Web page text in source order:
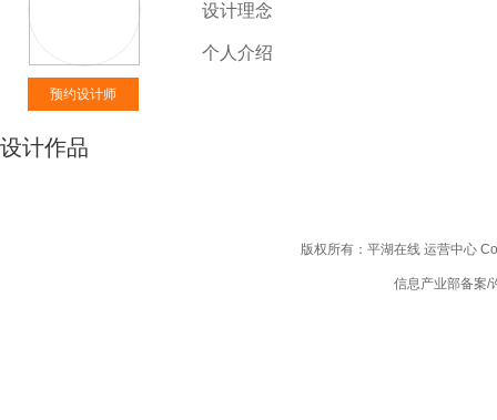
预约设计师
设计理念
个人介绍
设计作品
版权所有：平湖在线 运营中心
信息产业部备案/